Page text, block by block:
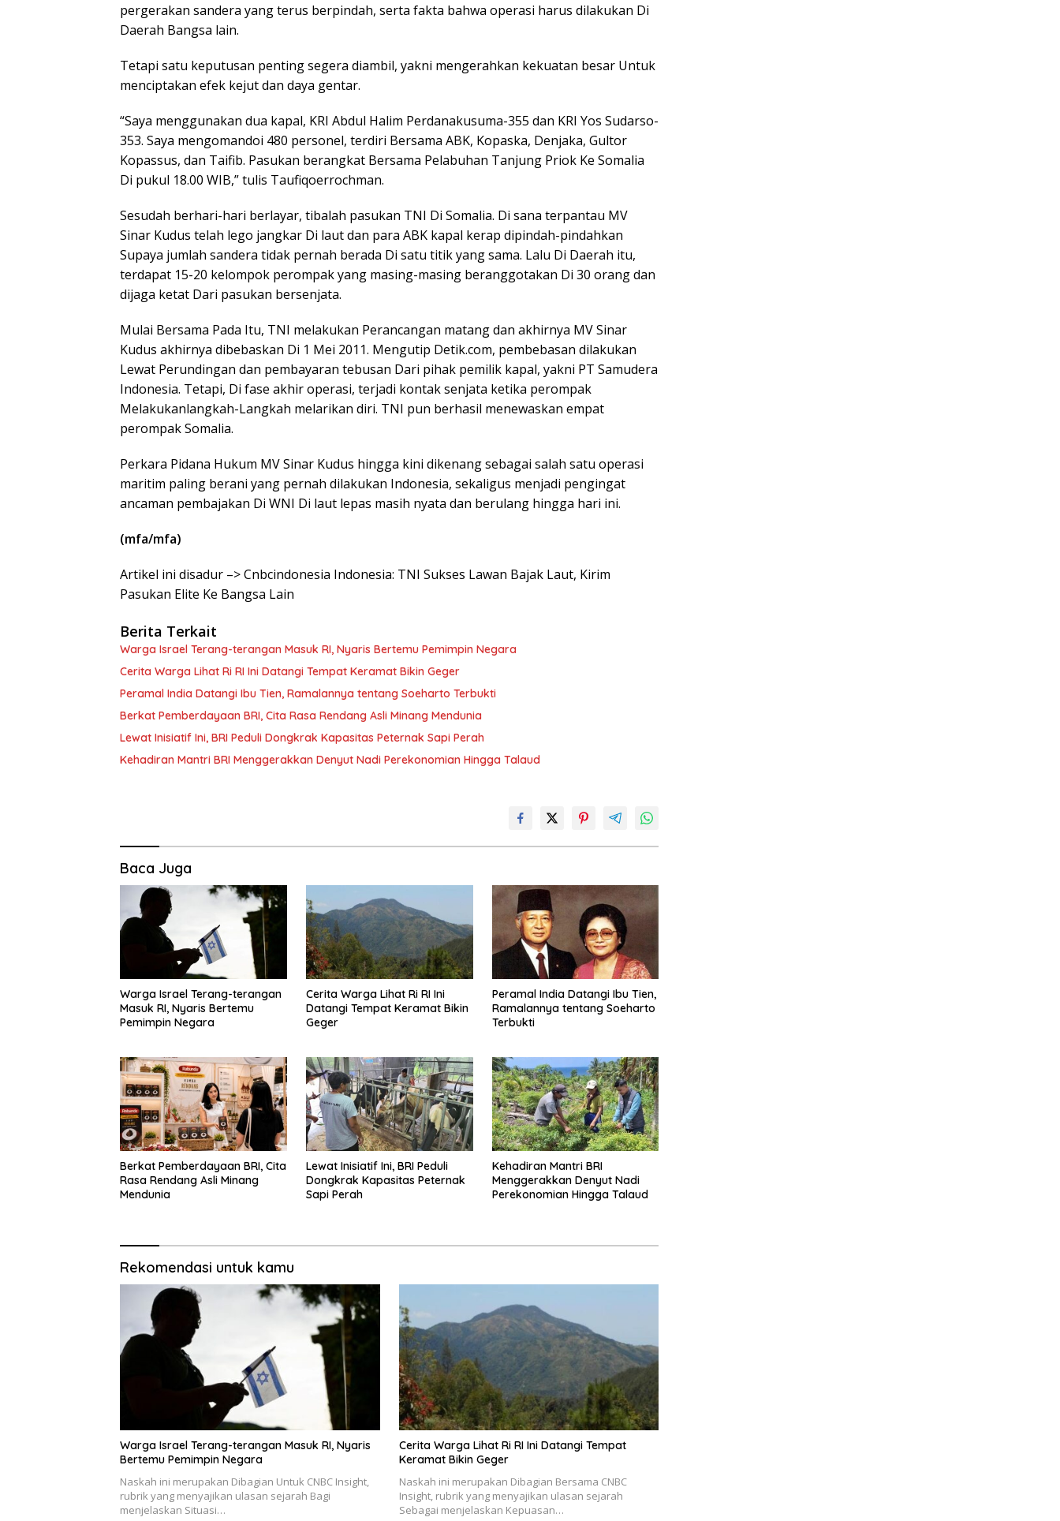
pergerakan sandera yang terus berpindah, serta fakta bahwa operasi harus dilakukan Di
Daerah Bangsa lain.
Tetapi satu keputusan penting segera diambil, yakni mengerahkan kekuatan besar Untuk
menciptakan efek kejut dan daya gentar.
“Saya menggunakan dua kapal, KRI Abdul Halim Perdanakusuma-355 dan KRI Yos Sudarso-
353. Saya mengomandoi 480 personel, terdiri Bersama ABK, Kopaska, Denjaka, Gultor
Kopassus, dan Taifib. Pasukan berangkat Bersama Pelabuhan Tanjung Priok Ke Somalia
Di pukul 18.00 WIB,” tulis Taufiqoerrochman.
Sesudah berhari-hari berlayar, tibalah pasukan TNI Di Somalia. Di sana terpantau MV
Sinar Kudus telah lego jangkar Di laut dan para ABK kapal kerap dipindah-pindahkan
Supaya jumlah sandera tidak pernah berada Di satu titik yang sama. Lalu Di Daerah itu,
terdapat 15-20 kelompok perompak yang masing-masing beranggotakan Di 30 orang dan
dijaga ketat Dari pasukan bersenjata.
Mulai Bersama Pada Itu, TNI melakukan Perancangan matang dan akhirnya MV Sinar
Kudus akhirnya dibebaskan Di 1 Mei 2011. Mengutip Detik.com, pembebasan dilakukan
Lewat Perundingan dan pembayaran tebusan Dari pihak pemilik kapal, yakni PT Samudera
Indonesia. Tetapi, Di fase akhir operasi, terjadi kontak senjata ketika perompak
Melakukanlangkah-Langkah melarikan diri. TNI pun berhasil menewaskan empat
perompak Somalia.
Perkara Pidana Hukum MV Sinar Kudus hingga kini dikenang sebagai salah satu operasi
maritim paling berani yang pernah dilakukan Indonesia, sekaligus menjadi pengingat
ancaman pembajakan Di WNI Di laut lepas masih nyata dan berulang hingga hari ini.
(mfa/mfa)
Artikel ini disadur –> Cnbcindonesia Indonesia: TNI Sukses Lawan Bajak Laut, Kirim
Pasukan Elite Ke Bangsa Lain
Berita Terkait
Warga Israel Terang-terangan Masuk RI, Nyaris Bertemu Pemimpin Negara
Cerita Warga Lihat Ri RI Ini Datangi Tempat Keramat Bikin Geger
Peramal India Datangi Ibu Tien, Ramalannya tentang Soeharto Terbukti
Berkat Pemberdayaan BRI, Cita Rasa Rendang Asli Minang Mendunia
Lewat Inisiatif Ini, BRI Peduli Dongkrak Kapasitas Peternak Sapi Perah
Kehadiran Mantri BRI Menggerakkan Denyut Nadi Perekonomian Hingga Talaud
Baca Juga
Warga Israel Terang-terangan
Masuk RI, Nyaris Bertemu
Pemimpin Negara
Cerita Warga Lihat Ri RI Ini
Datangi Tempat Keramat Bikin
Geger
Peramal India Datangi Ibu Tien,
Ramalannya tentang Soeharto
Terbukti
Berkat Pemberdayaan BRI, Cita
Rasa Rendang Asli Minang
Mendunia
Lewat Inisiatif Ini, BRI Peduli
Dongkrak Kapasitas Peternak
Sapi Perah
Kehadiran Mantri BRI
Menggerakkan Denyut Nadi
Perekonomian Hingga Talaud
Rekomendasi untuk kamu
Warga Israel Terang-terangan Masuk RI, Nyaris
Bertemu Pemimpin Negara
Naskah ini merupakan Dibagian Untuk CNBC Insight,
rubrik yang menyajikan ulasan sejarah Bagi
menjelaskan Situasi…
Cerita Warga Lihat Ri RI Ini Datangi Tempat
Keramat Bikin Geger
Naskah ini merupakan Dibagian Bersama CNBC
Insight, rubrik yang menyajikan ulasan sejarah
Sebagai menjelaskan Kepuasan…